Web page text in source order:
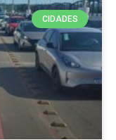
CIDADES